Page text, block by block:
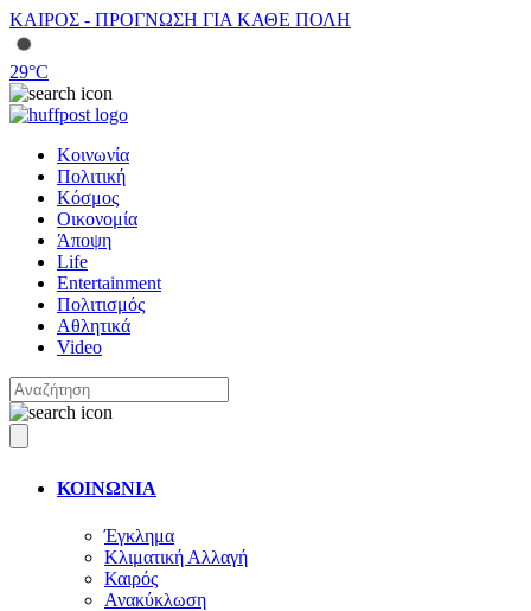
ΚΑΙΡΟΣ - ΠΡΟΓΝΩΣΗ ΓΙΑ ΚΑΘΕ ΠΟΛΗ
29°C
Κοινωνία
Πολιτική
Κόσμος
Οικονομία
Άποψη
Life
Entertainment
Πολιτισμός
Αθλητικά
Video
ΚΟΙΝΩΝΙΑ
Έγκλημα
Κλιματική Αλλαγή
Καιρός
Ανακύκλωση